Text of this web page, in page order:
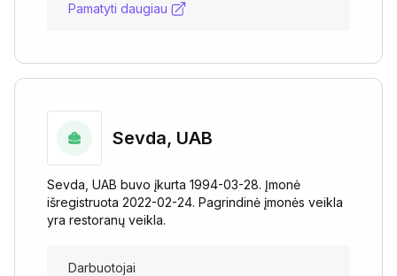
Pamatyti daugiau
Sevda, UAB
Sevda, UAB buvo įkurta 1994-03-28. Įmonė
išregistruota 2022-02-24. Pagrindinė įmonės veikla
yra restoranų veikla.
Darbuotojai